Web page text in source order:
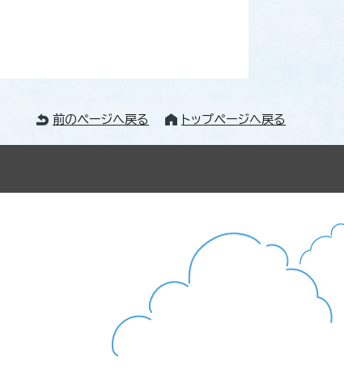
前のページへ戻る トップページへ戻る